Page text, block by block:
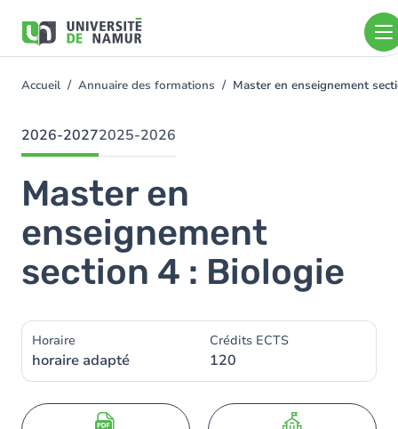
contenu
You
here
Accueil Annuaire des formations Master en enseignement
2026-20272025-2026
Master en
enseignement
section 4 : Biologie
Horaire
horaire adapté
Crédits ECTS
120